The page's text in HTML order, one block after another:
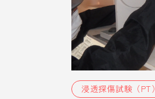
浸透探傷試験（PT）